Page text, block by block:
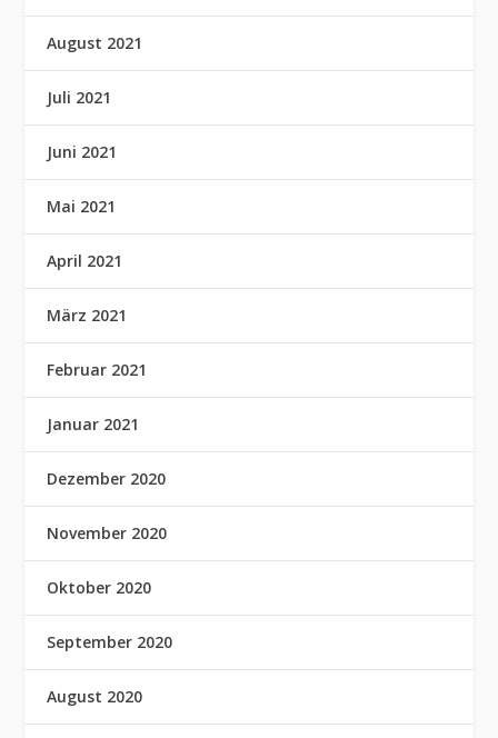
August 2021
Juli 2021
Juni 2021
Mai 2021
April 2021
März 2021
Februar 2021
Januar 2021
Dezember 2020
November 2020
Oktober 2020
September 2020
August 2020